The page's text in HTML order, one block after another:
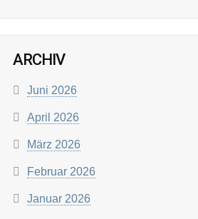
ARCHIV
Juni 2026
April 2026
März 2026
Februar 2026
Januar 2026